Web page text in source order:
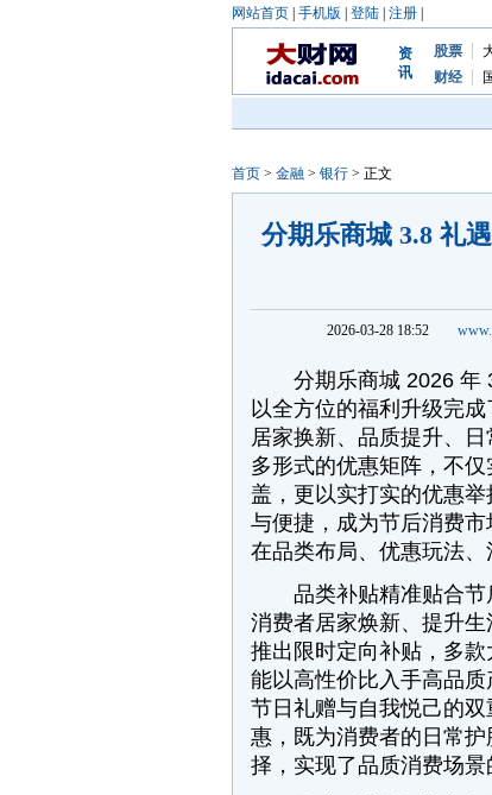
网站首页| 手机版 登陆| 注册|
资
讯
股票
财经
首页> 金融> 银行> 正文
分期乐商城 3.8 礼
2026-03-28 18:52
分期乐商城 2026 年
以全方位的福利升级完
居家换新、品质提升、
多形式的优惠矩阵，不
盖，更以实打实的优惠
与便捷，成为节后消费
在品类布局、优惠玩法、
品类补贴精准贴合节
消费者居家焕新、提升
推出限时定向补贴，多
能以高性价比入手高品
节日礼赠与自我悦己的
惠，既为消费者的日常
择，实现了品质消费场景